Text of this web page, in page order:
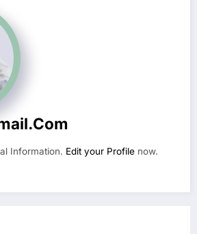
Information. Edit your Profile now.